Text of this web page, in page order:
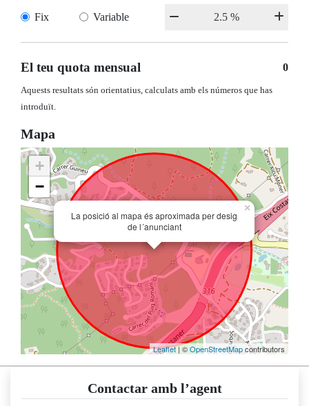
Fix Variable
El teu quota mensual 0
Aquests resultats són orientatius, calculats amb els números que has
introduït.
Mapa
La posició al mapa és aproximada per desig
de l´anunciant
×
+
−
Leaflet| ©OpenStreetMapcontributors
Contactar amb l’agent